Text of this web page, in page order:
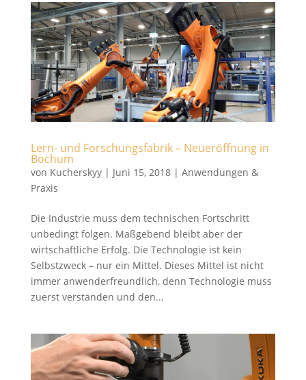
Lern- und Forschungsfabrik – Neueröffnung in
Bochum
von Kucherskyy| Juni 15, 2018| Anwendungen &
Praxis
Die Industrie muss dem technischen Fortschritt
unbedingt folgen. Maßgebend bleibt aber der
wirtschaftliche Erfolg. Die Technologie ist kein
Selbstzweck – nur ein Mittel. Dieses Mittel ist nicht
immer anwenderfreundlich, denn Technologie muss
zuerst verstanden und den...